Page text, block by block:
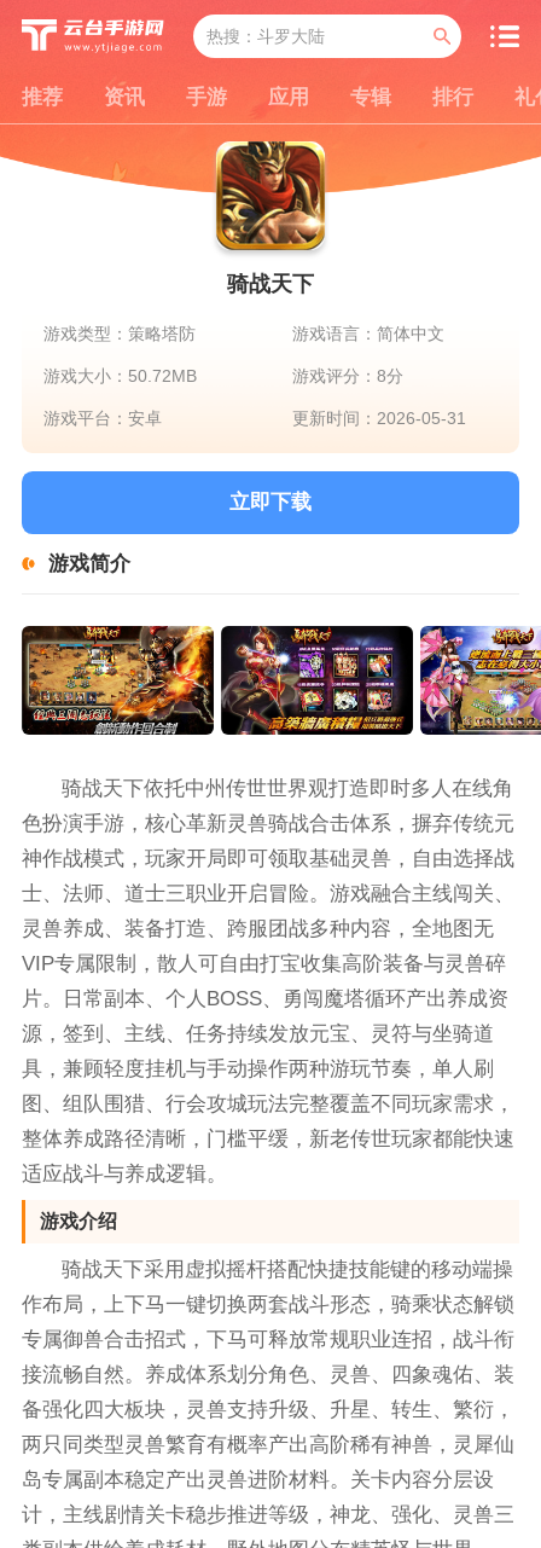
推荐 资讯 手游 应用 专辑 排行 礼
骑战天下
游戏类型：策略塔防 游戏语言：简体中文
游戏大小：50.72MB 游戏评分：8分
游戏平台：安卓 更新时间：2026-05-31
立即下载
游戏简介
骑战天下依托中州传世世界观打造即时多人在线角
色扮演手游，核心革新灵兽骑战合击体系，摒弃传统元
神作战模式，玩家开局即可领取基础灵兽，自由选择战
士、法师、道士三职业开启冒险。游戏融合主线闯关、
灵兽养成、装备打造、跨服团战多种内容，全地图无
VIP专属限制，散人可自由打宝收集高阶装备与灵兽碎
片。日常副本、个人BOSS、勇闯魔塔循环产出养成资
源，签到、主线、任务持续发放元宝、灵符与坐骑道
具，兼顾轻度挂机与手动操作两种游玩节奏，单人刷
图、组队围猎、行会攻城玩法完整覆盖不同玩家需求，
整体养成路径清晰，门槛平缓，新老传世玩家都能快速
适应战斗与养成逻辑。
游戏介绍
骑战天下采用虚拟摇杆搭配快捷技能键的移动端操
作布局，上下马一键切换两套战斗形态，骑乘状态解锁
专属御兽合击招式，下马可释放常规职业连招，战斗衔
接流畅自然。养成体系划分角色、灵兽、四象魂佑、装
备强化四大板块，灵兽支持升级、升星、转生、繁衍，
两只同类型灵兽繁育有概率产出高阶稀有神兽，灵犀仙
岛专属副本稳定产出灵兽进阶材料。关卡内容分层设
计，主线剧情关卡稳步推进等级，神龙、强化、灵兽三